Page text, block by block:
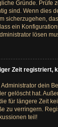
Gründe. Prüfe
sind. Wenn dies
sicherzugehen,
ein
lösen
Zeit registriert,
dein
gelöscht hat.
für längere Zeit
zu verringern.
teil!